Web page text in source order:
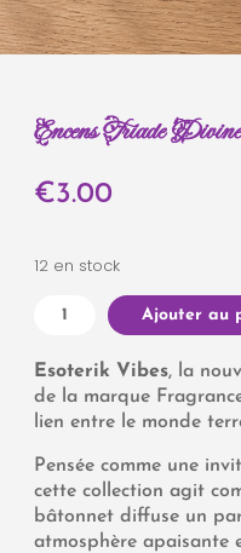
Encens Triade Divine
€3.00
12 en stock
Ajouter au
Esoterik Vibes, la
de la marque
lien entre le monde
Pensée comme une
cette collection agit
bâtonnet diffuse un
atmosphère apaisante